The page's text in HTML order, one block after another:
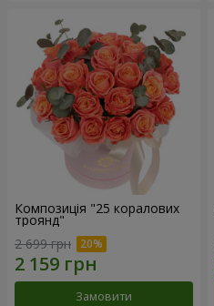
Композиція "25 коралових
троянд"
2 699 грн
Замовити